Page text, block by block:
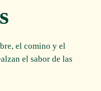
el comino y el
el sabor de las